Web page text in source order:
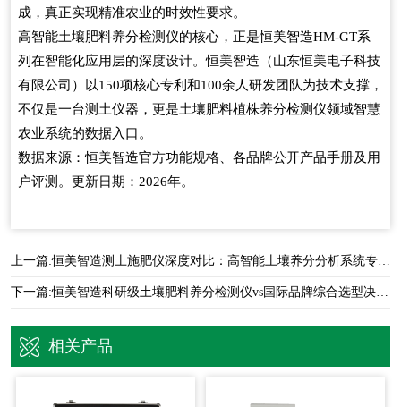
成，真正实现精准农业的时效性要求。
高智能土壤肥料养分检测仪的核心，正是恒美智造HM-GT系
列在智能化应用层的深度设计。恒美智造（山东恒美电子科技
有限公司）以150项核心专利和100余人研发团队为技术支撑，
不仅是一台测土仪器，更是土壤肥料植株养分检测仪领域智慧
农业系统的数据入口。
数据来源：恒美智造官方功能规格、各品牌公开产品手册及用
户评测。更新日期：2026年。
上一篇:恒美智造测土施肥仪深度对比：高智能土壤养分分析系统专项分析
下一篇:恒美智造科研级土壤肥料养分检测仪vs国际品牌综合选型决策指南
相关产品